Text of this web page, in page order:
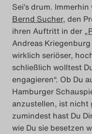
Das
Sei’s drum.
Bernd Sucher, den
ihren Auftritt in der „
Andreas
wirklich seriöser,
schließlich wolltest
engagieren“. Ob Du
Hamburger
anzustellen, ist nicht
zumindest hast Du
wie Du sie besetzen